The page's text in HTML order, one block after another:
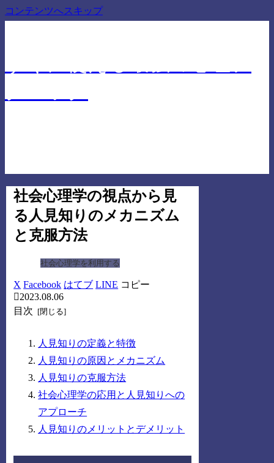
コンテンツへスキップ
社会心理学の視点から見
る人見知りのメカニズム
と克服方法
社会心理学を利用する
X Facebook はてブ LINE コピー
2023.08.06
目次
人見知りの定義と特徴
人見知りの原因とメカニズム
人見知りの克服方法
社会心理学の応用と人見知りへの
アプローチ
人見知りのメリットとデメリット